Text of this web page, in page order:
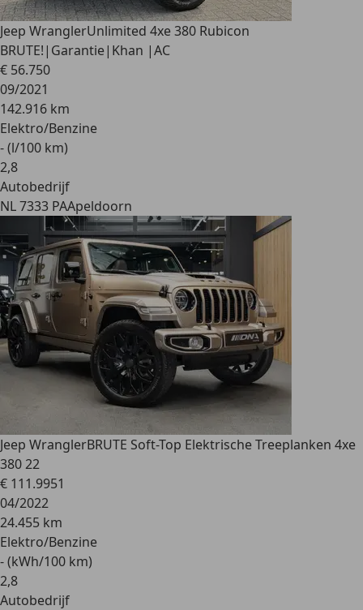
Jeep WranglerUnlimited 4xe 380 Rubicon
BRUTE!|Garantie|Khan |AC
€ 56.750
09/2021
142.916 km
Elektro/Benzine
- (l/100 km)
2,8
Autobedrijf
NL 7333 PAApeldoorn
Jeep WranglerBRUTE Soft-Top Elektrische Treeplanken 4xe
380 22
€ 111.9951
04/2022
24.455 km
Elektro/Benzine
- (kWh/100 km)
2,8
Autobedrijf